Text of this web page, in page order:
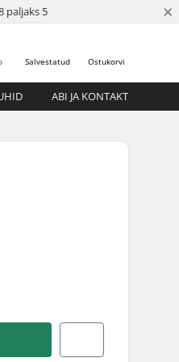
paljaks 5 ×
Ostukorvi
Salvestatud
ABI JA KONTAKT